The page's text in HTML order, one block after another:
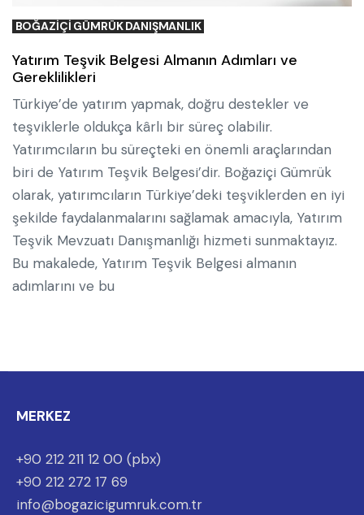
BOĞAZIÇI GÜMRÜK DANIŞMANLIK
Yatırım Teşvik Belgesi Almanın Adımları ve
Gereklilikleri
Türkiye’de yatırım yapmak, doğru destekler ve
teşviklerle oldukça kârlı bir süreç olabilir.
Yatırımcıların bu süreçteki en önemli araçlarından
biri de Yatırım Teşvik Belgesi’dir. Boğaziçi Gümrük
olarak, yatırımcıların Türkiye’deki teşviklerden en iyi
şekilde faydalanmalarını sağlamak amacıyla, Yatırım
Teşvik Mevzuatı Danışmanlığı hizmeti sunmaktayız.
Bu makalede, Yatırım Teşvik Belgesi almanın
adımlarını ve bu
MERKEZ
+90 212 211 12 00 (pbx)
+90 212 272 17 69
info@bogazicigumruk.com.tr